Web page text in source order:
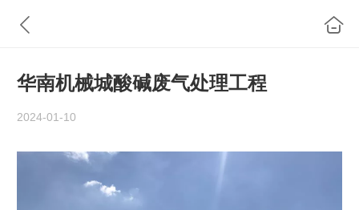
华南机械城酸碱废气处理工程
2024-01-10